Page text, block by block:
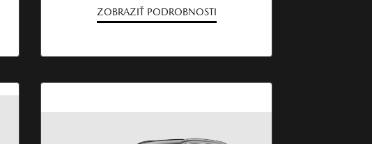
ZOBRAZIŤ PODROBNOSTI